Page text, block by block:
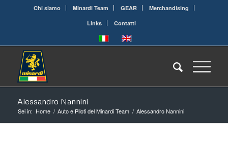
Chi siamo Minardi Team GEAR
Merchandising
Links
Contatti
Alessandro Nannini
Sei in: Home / Auto e Piloti del Minardi Team / Alessandro Nannini